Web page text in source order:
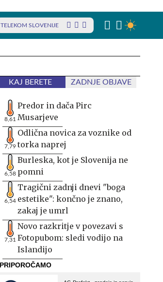
TELEKOM SLOVENIJE
KAJ BERETE ZADNJE OBJAVE
8,61
Predor in dača Pirc
Musarjeve
7,79
Odlična novica za voznike od
torka naprej
6,58
Burleska, kot je Slovenija ne
pomni
6,54
Tragični zadnji dnevi "boga
estetike": končno je znano,
zakaj je umrl
7,31
Novo razkritje v povezavi s
Fotopubom: sledi vodijo na
Islandijo